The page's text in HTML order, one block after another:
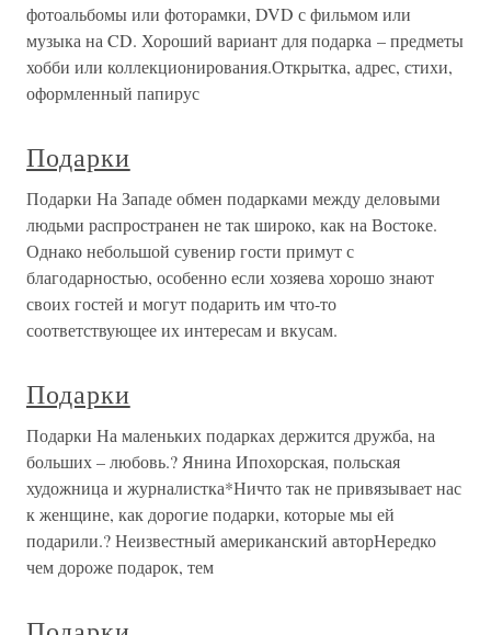
фотоальбомы или фоторамки, DVD с фильмом или
музыка на CD. Хороший вариант для подарка – предметы
хобби или коллекционирования.Открытка, адрес, стихи,
оформленный папирус
Подарки
Подарки На Западе обмен подарками между деловыми
людьми распространен не так широко, как на Востоке.
Однако небольшой сувенир гости примут с
благодарностью, особенно если хозяева хорошо знают
своих гостей и могут подарить им что-то
соответствующее их интересам и вкусам.
Подарки
Подарки На маленьких подарках держится дружба, на
больших – любовь.? Янина Ипохорская, польская
художница и журналистка*Ничто так не привязывает нас
к женщине, как дорогие подарки, которые мы ей
подарили.? Неизвестный американский авторНередко
чем дороже подарок, тем